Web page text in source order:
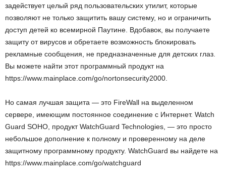
задействует целый ряд пользовательских утилит, которые
позволяют не только защитить вашу систему, но и ограничить
доступ детей ко всемирной Паутине. Вдобавок, вы получаете
защиту от вирусов и обретаете возможность блокировать
рекламные сообщения, не предназначенные для детских глаз.
Вы можете найти этот программный продукт на
https://www.mainplace.com/go/nortonsecurity2000.
Но самая лучшая защита — это FireWall на выделенном
сервере, имеющим постоянное соединение с Интернет. Watch
Guard SOHO, продукт WatchGuard Technologies, — это просто
небольшое дополнение к полному и проверенному на деле
защитному программному продукту. WatchGuard вы найдете на
https://www.mainplace.com/go/watchguard